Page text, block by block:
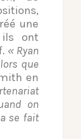
une
ont
« Ryan
que
en
on
se fait